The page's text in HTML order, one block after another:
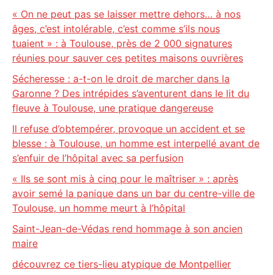
« On ne peut pas se laisser mettre dehors… à nos
âges, c’est intolérable, c’est comme s’ils nous
tuaient » : à Toulouse, près de 2 000 signatures
réunies pour sauver ces petites maisons ouvrières
Sécheresse : a-t-on le droit de marcher dans la
Garonne ? Des intrépides s’aventurent dans le lit du
fleuve à Toulouse, une pratique dangereuse
Il refuse d’obtempérer, provoque un accident et se
blesse : à Toulouse, un homme est interpellé avant de
s’enfuir de l’hôpital avec sa perfusion
« Ils se sont mis à cinq pour le maîtriser » : après
avoir semé la panique dans un bar du centre-ville de
Toulouse, un homme meurt à l’hôpital
Saint-Jean-de-Védas rend hommage à son ancien
maire
découvrez ce tiers-lieu atypique de Montpellier